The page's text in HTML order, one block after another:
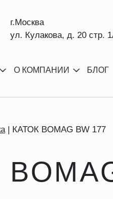
г.Москва
ул. Кулакова, д. 20 стр.
О КОМПАНИИ БЛОГ
КАТОК BOMAG BW 177